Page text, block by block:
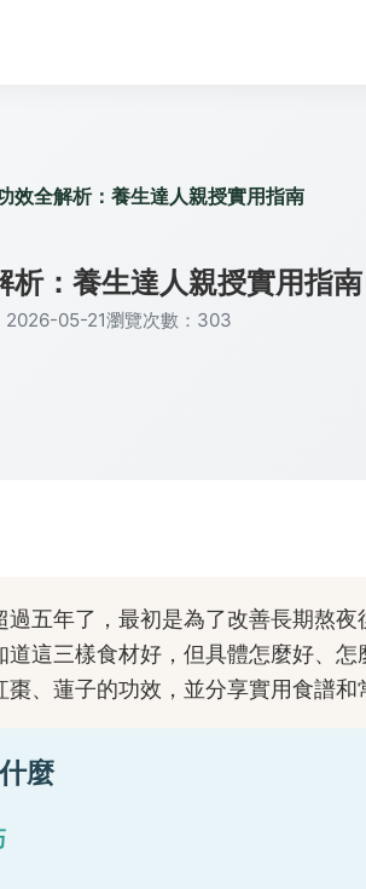
效全解析：養生達人親授實用指南
析：養生達人親授實用指南
2026-05-21瀏覽次數：303
五年了，最初是為了改善長期熬
道這三樣食材好，但具體怎麼好、
、蓮子的功效，並分享實用食譜和
麼